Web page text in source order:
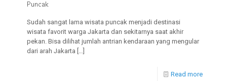
Puncak
Sudah sangat lama wisata puncak menjadi destinasi
wisata favorit warga Jakarta dan sekitarnya saat akhir
pekan. Bisa dilihat jumlah antrian kendaraan yang mengular
dari arah Jakarta […]
Read more